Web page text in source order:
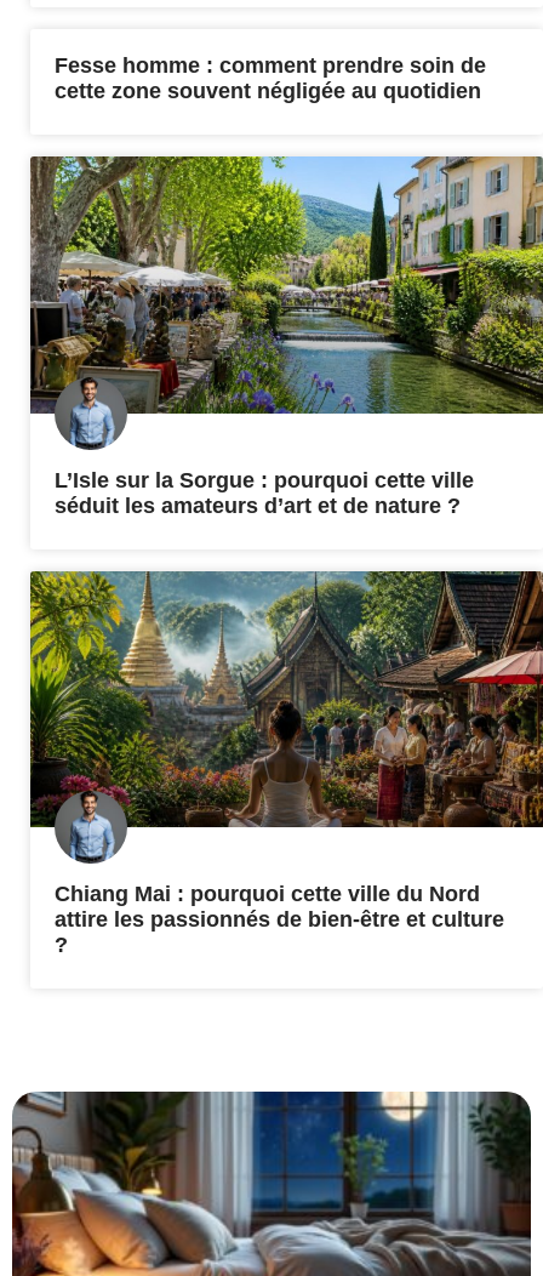
Fesse homme : comment prendre soin de
cette zone souvent négligée au quotidien
L’Isle sur la Sorgue : pourquoi cette ville
séduit les amateurs d’art et de nature ?
Chiang Mai : pourquoi cette ville du Nord
attire les passionnés de bien-être et culture
?